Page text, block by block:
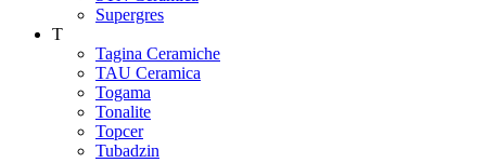
Supergres
T
Tagina Ceramiche
TAU Ceramica
Togama
Tonalite
Topcer
Tubadzin